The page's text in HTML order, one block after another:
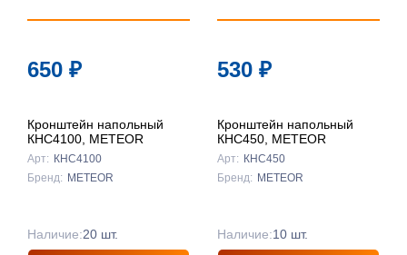
650 ₽
Кронштейн напольный
КНС4100, METEOR
Арт: КНС4100
Бренд: METEOR
Наличие:20 шт.
530 ₽
Кронштейн напольный
КНС450, METEOR
Арт: КНС450
Бренд: METEOR
Наличие:10 шт.